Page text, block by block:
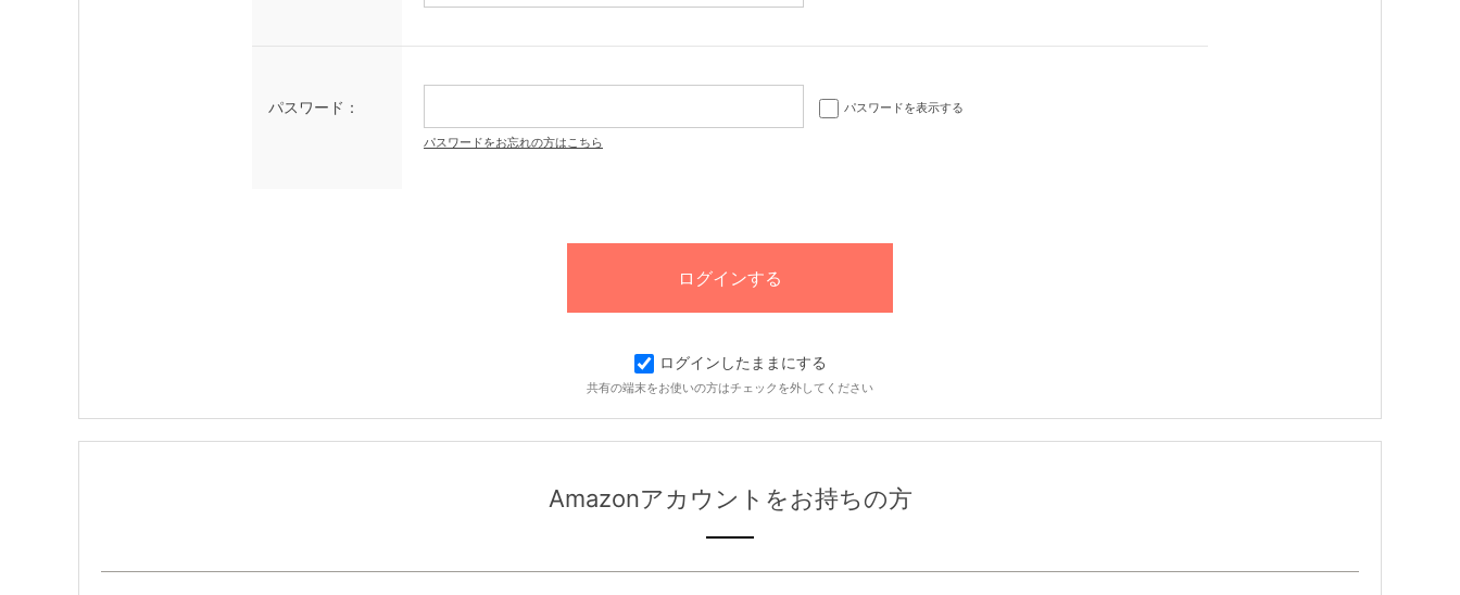
パスワード： パスワードを表示する
パスワードをお忘れの方はこちら
ログインしたままにする
共有の端末をお使いの方はチェックを外してください
Amazonアカウントをお持ちの方